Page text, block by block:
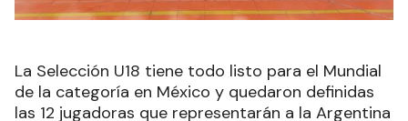
La Selección U18 tiene todo listo para el Mundial
de la categoría en México y quedaron definidas
las 12 jugadoras que representarán a la Argentina